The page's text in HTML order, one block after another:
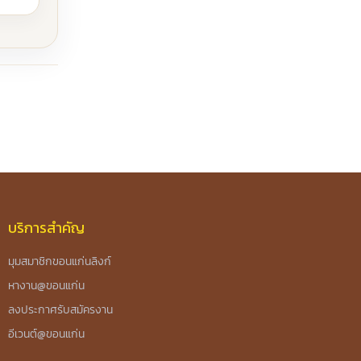
บริการสำคัญ
มุมสมาชิกขอนแก่นลิงก์
หางาน@ขอนแก่น
ลงประกาศรับสมัครงาน
อีเวนต์@ขอนแก่น